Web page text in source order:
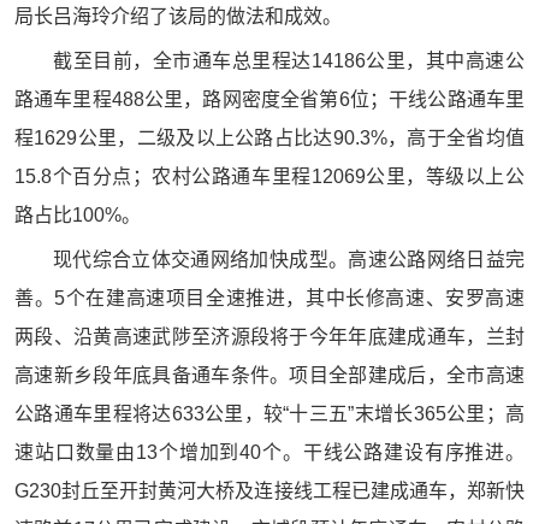
局长吕海玲介绍了该局的做法和成效。
截至目前，全市通车总里程达14186公里，其中高速公
路通车里程488公里，路网密度全省第6位；干线公路通车里
程1629公里，二级及以上公路占比达90.3%，高于全省均值
15.8个百分点；农村公路通车里程12069公里，等级以上公
路占比100%。
现代综合立体交通网络加快成型。高速公路网络日益完
善。5个在建高速项目全速推进，其中长修高速、安罗高速
两段、沿黄高速武陟至济源段将于今年年底建成通车，兰封
高速新乡段年底具备通车条件。项目全部建成后，全市高速
公路通车里程将达633公里，较“十三五”末增长365公里；高
速站口数量由13个增加到40个。干线公路建设有序推进。
G230封丘至开封黄河大桥及连接线工程已建成通车，郑新快